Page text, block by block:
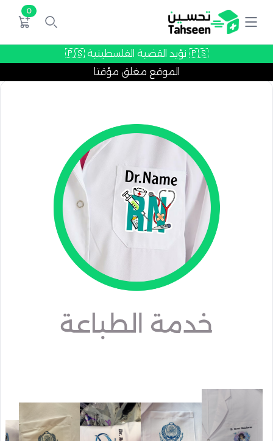
0
🇵🇸 نؤيد القضية الفلسطينية 🇵🇸
الموقع مغلق مؤقتا